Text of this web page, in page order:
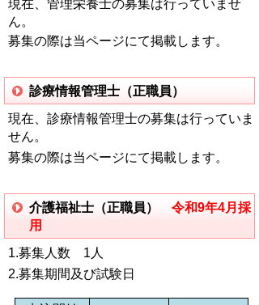
現在、管理栄養士の募集は行っていませ
ん。
募集の際は当ページにて掲載します。
診療情報管理士（正職員）
現在、診療情報管理士の募集は行っていま
せん。
募集の際は当ページにて掲載します。
介護福祉士（正職員） 令和9年4月採
用
1.募集人数 1人
2.募集期間及び試験日